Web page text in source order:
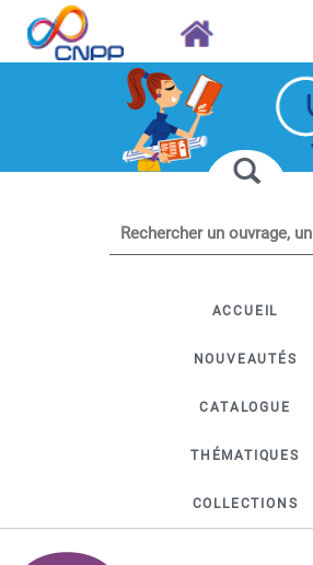
ACCUEIL
NOUVEAUTÉS
CATALOGUE
THÉMATIQUES
COLLECTIONS